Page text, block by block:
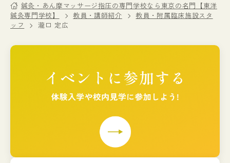
鍼灸・あん摩マッサージ指圧の専門学校なら東京の名門【東洋
鍼灸専門学校】
教員・講師紹介
教員・附属臨床施設スタ
ッフ
瀧口 定広